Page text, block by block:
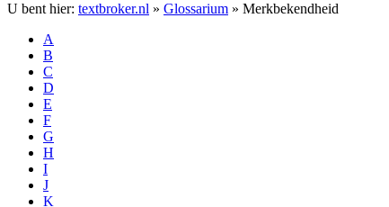
U bent hier: textbroker.nl » Glossarium » Merkbekendheid
A
B
C
D
E
F
G
H
I
J
K